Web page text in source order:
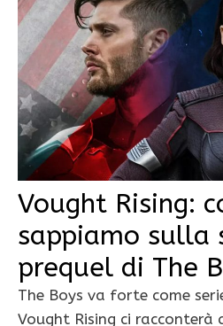
Vought Rising:
sappiamo sulla
prequel di The
The Boys va forte come
Vought Rising ci racconterà